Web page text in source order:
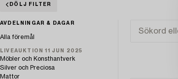
DÖLJ FILTER
AVDELNINGAR & DAGAR
Alla föremål
LIVEAUKTION 11 JUN 2025
Möbler och Konsthantverk
Silver och Preciosa
Mattor